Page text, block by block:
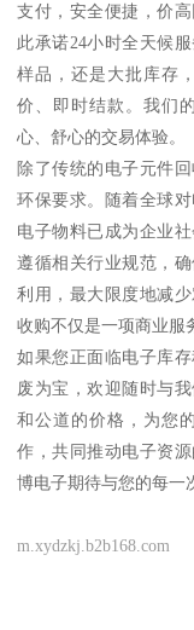
支付，安全便捷，价
此承诺24小时全天候
样品，还是大批库存
价、即时结款。我们
心、舒心的交易体验。
除了传统的电子元件
环保要求。随着全球
电子物料已成为企业
遵循相关行业规范，
利用，最大限度地减
收购不仅是一项商业服
如果您正面临电子库
废为宝，欢迎随时与
和公道的价格，为您
作，共同推动电子资
博电子期待与您的每一
m.xydzkj.b2b168.com